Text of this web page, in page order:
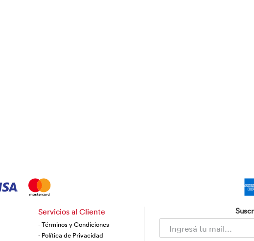
Servicios al Cliente
- Términos y Condiciones
- Política de Privacidad